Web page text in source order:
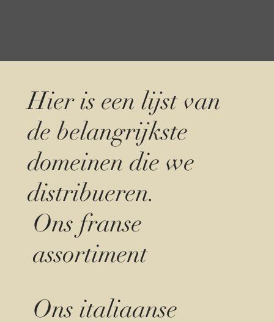
Ons italiaanse
Ons franse
assortiment
Hier is een lijst van
de belangrijkste
domeinen die we
distribueren.